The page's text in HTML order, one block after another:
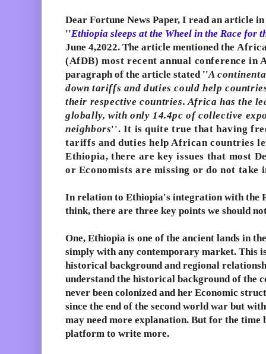
Dear Fortune News Paper, I read an article
''Ethiopia sleeps at the Wheel in the Race for
June 4,2022. The article mentioned the
(AfDB) most recent annual conference in
paragraph of the article stated ''A
down tariffs and duties could help
their respective countries. Africa has the
globally, with only 14.4pc of collective
neighbors''. It is quite true that having
tariffs and duties help African countries
Ethiopia, there are key issues that most
or Economists are missing or do not take
In relation to Ethiopia's integration with the
think, there are three key points we should
One, Ethiopia is one of the ancient lands in
simply with any contemporary market. This
historical background and regional
understand the historical background of the
never been colonized and her Economic
since the end of the second world war but
may need more explanation. But for the time
platform to write more.